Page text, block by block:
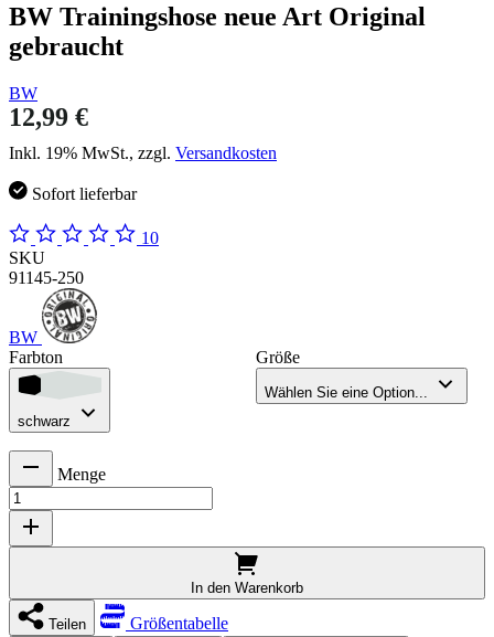
BW Trainingshose neue Art Original
gebraucht
BW
12,99 €
Inkl. 19% MwSt., zzgl. Versandkosten
Sofort lieferbar
10
SKU
91145-250
BW
Farbton
schwarz
Größe
Wählen Sie eine Option...
Menge
In den Warenkorb
Teilen Größentabelle